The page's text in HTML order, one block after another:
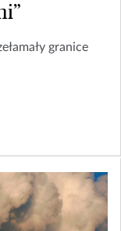
granice